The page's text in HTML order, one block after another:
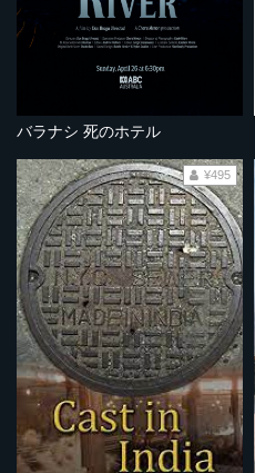
バラナシ 死のホテル
¥495